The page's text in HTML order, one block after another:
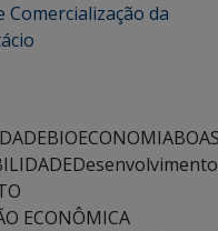
da
BIOECONOMIA
Desenvolvimento
ECONÔMICA